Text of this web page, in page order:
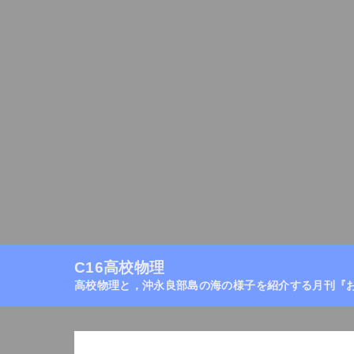
C16高校物理
高校物理と，沖永良部島の海の様子を紹介する月刊『